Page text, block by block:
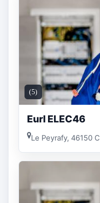
(5)
Eurl ELEC46
Le Peyrafy, 46150